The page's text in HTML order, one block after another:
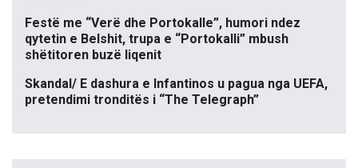
Festë me “Verë dhe Portokalle”, humori ndez
qytetin e Belshit, trupa e “Portokalli” mbush
shëtitoren buzë liqenit
Skandal/ E dashura e Infantinos u pagua nga UEFA,
pretendimi tronditës i “The Telegraph”